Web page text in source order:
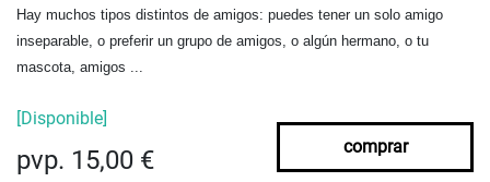
Hay muchos tipos distintos de amigos: puedes tener un solo amigo
inseparable, o preferir un grupo de amigos, o algún hermano, o tu
mascota, amigos ...
[Disponible]
pvp. 15,00 € comprar